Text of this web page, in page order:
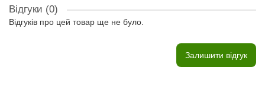
Відгуки (0)
Відгуків про цей товар ще не було.
Залишити відгук